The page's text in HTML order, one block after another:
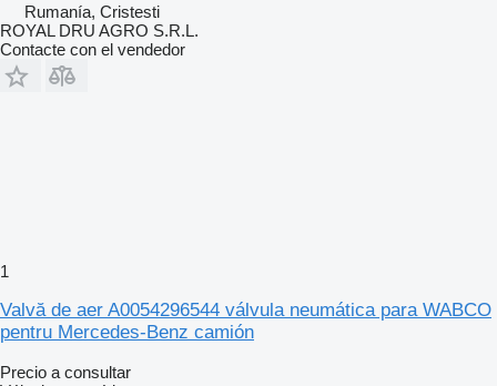
Rumanía, Cristesti
ROYAL DRU AGRO S.R.L.
Contacte con el vendedor
1
Valvă de aer A0054296544 válvula neumática para WABCO
pentru Mercedes-Benz camión
Precio a consultar